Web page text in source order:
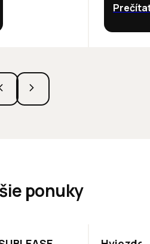
ponuky